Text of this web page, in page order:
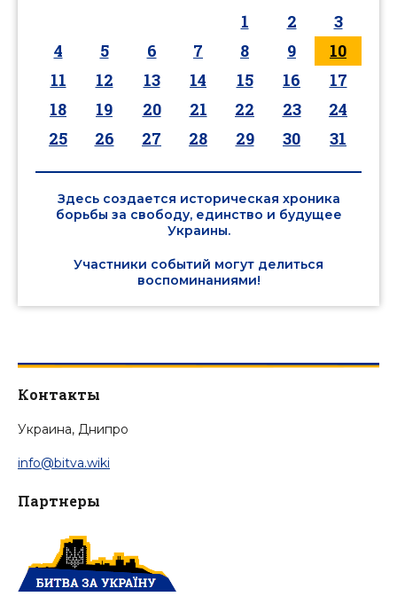
1 2
3
4
5 6 7 8 9
10
11
12 13 14 15 16
17
18
19 20 21 22 23
24
25
26 27 28 29 30 31
Здесь создается историческая хроника
борьбы за свободу, единство и будущее
Украины.
Участники событий могут делиться
воспоминаниями!
Контакты
Украина, Днипро
info@bitva.wiki
Партнеры